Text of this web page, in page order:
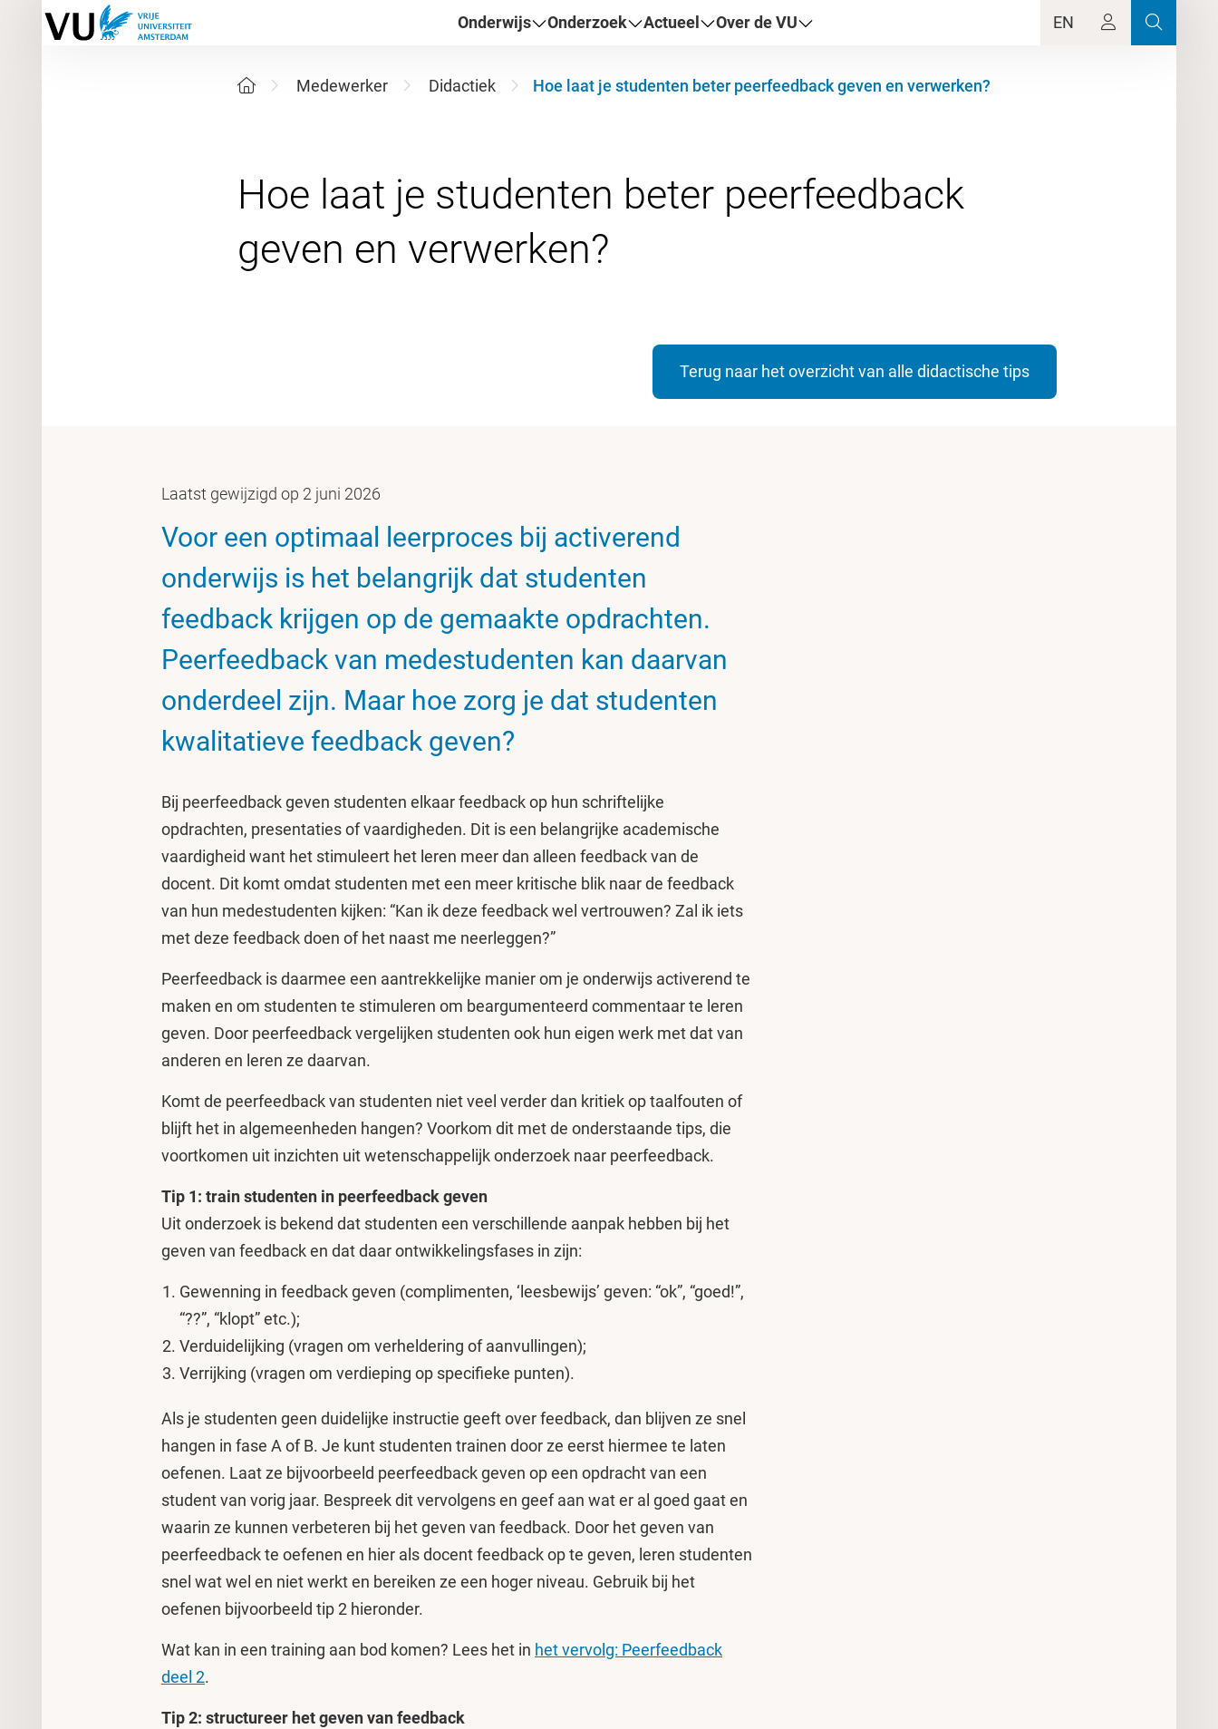
Onderwijs Onderzoek Actueel Over de VU EN
Medewerker Didactiek Hoe laat je studenten beter peerfeedback geven en verwerken?
Hoe laat je studenten beter peerfeedback
Terug naar het overzicht van alle didactische tips
Laatst gewijzigd op 2 juni 2026
Voor een optimaal leerproces bij activerend
onderwijs is het belangrijk dat studenten
feedback krijgen op de gemaakte opdrachten.
Peerfeedback van medestudenten kan daarvan
onderdeel zijn. Maar hoe zorg je dat studenten
kwalitatieve feedback geven?
Bij peerfeedback geven studenten elkaar feedback op hun schriftelijke
opdrachten, presentaties of vaardigheden. Dit is een belangrijke academische
vaardigheid want het stimuleert het leren meer dan alleen feedback van de
docent. Dit komt omdat studenten met een meer kritische blik naar de feedback
van hun medestudenten kijken: “Kan ik deze feedback wel vertrouwen? Zal ik iets
met deze feedback doen of het naast me neerleggen?”
Peerfeedback is daarmee een aantrekkelijke manier om je onderwijs activerend te
maken en om studenten te stimuleren om beargumenteerd commentaar te leren
geven. Door peerfeedback vergelijken studenten ook hun eigen werk met dat van
anderen en leren ze daarvan.
Komt de peerfeedback van studenten niet veel verder dan kritiek op taalfouten of
blijft het in algemeenheden hangen? Voorkom dit met de onderstaande tips, die
voortkomen uit inzichten uit wetenschappelijk onderzoek naar peerfeedback.
Tip 1: train studenten in peerfeedback geven
Uit onderzoek is bekend dat studenten een verschillende aanpak hebben bij het
geven van feedback en dat daar ontwikkelingsfases in zijn:
Gewenning in feedback geven (complimenten, ‘leesbewijs’ geven: “ok”, “goed!”,
“??”, “klopt” etc.);
Verduidelijking (vragen om verheldering of aanvullingen);
Verrijking (vragen om verdieping op specifieke punten).
Als je studenten geen duidelijke instructie geeft over feedback, dan blijven ze snel
hangen in fase A of B. Je kunt studenten trainen door ze eerst hiermee te laten
oefenen. Laat ze bijvoorbeeld peerfeedback geven op een opdracht van een
student van vorig jaar. Bespreek dit vervolgens en geef aan wat er al goed gaat en
waarin ze kunnen verbeteren bij het geven van feedback. Door het geven van
peerfeedback te oefenen en hier als docent feedback op te geven, leren studenten
snel wat wel en niet werkt en bereiken ze een hoger niveau. Gebruik bij het
oefenen bijvoorbeeld tip 2 hieronder.
Wat kan in een training aan bod komen? Lees het in het vervolg: Peerfeedback
deel 2.
Tip 2: structureer het geven van feedback